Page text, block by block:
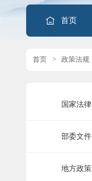
首页
首页 > 政策法规
国家法律
部委文件
地方政策